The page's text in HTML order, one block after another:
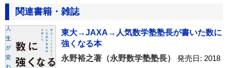
関連書籍・雑誌
東大→JAXA→人気数学塾塾長が書いた数に
強くなる本
永野裕之著（永野数学塾塾長）
発売日: 2018